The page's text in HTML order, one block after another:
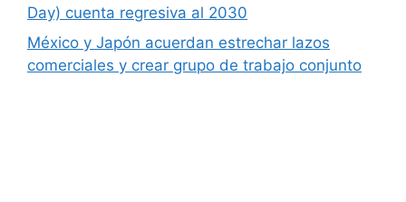
Day) cuenta regresiva al 2030
México y Japón acuerdan estrechar lazos
comerciales y crear grupo de trabajo conjunto